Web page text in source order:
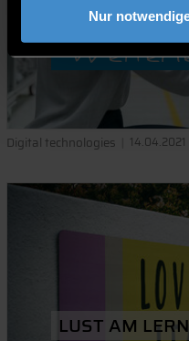
Nur
Digital technologies 14.04.2021
LUST AM